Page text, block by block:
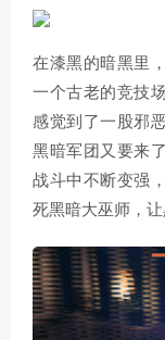
在漆黑的暗黑里
一个古老的竞技
感觉到了一股邪
黑暗军团又要来
战斗中不断变强
死黑暗大巫师，让